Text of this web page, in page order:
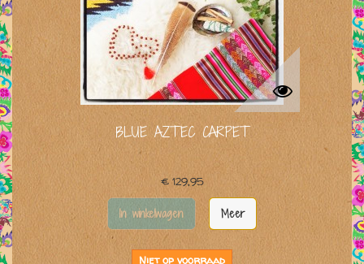
BLUE AZTEC CARPET
€ 129,95
In winkelwagen Meer
Niet op voorraad